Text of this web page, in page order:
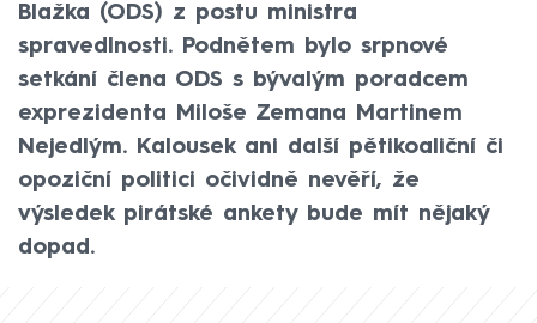
Blažka (ODS) z postu ministra
spravedlnosti. Podnětem bylo srpnové
setkání člena ODS s bývalým poradcem
exprezidenta Miloše Zemana Martinem
Nejedlým. Kalousek ani další pětikoaliční či
opoziční politici očividně nevěří, že
výsledek pirátské ankety bude mít nějaký
dopad.